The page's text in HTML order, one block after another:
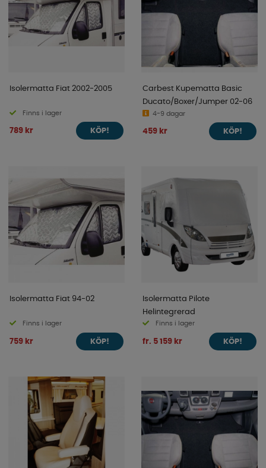
Isolermatta Fiat 2002-2005
Finns i lager
789 kr KÖP!
Carbest Kupematta Basic
Ducato/Boxer/Jumper 02-06
4-9 dagar
459 kr KÖP!
Isolermatta Fiat 94-02
Finns i lager
759 kr KÖP!
Isolermatta Pilote
Helintegrerad
Finns i lager
fr. 5 159 kr KÖP!